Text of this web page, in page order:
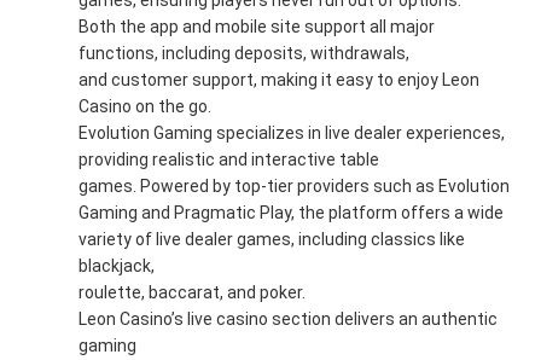
Both the app and mobile site support all major
functions, including deposits, withdrawals,
and customer support, making it easy to enjoy Leon
Casino on the go.
Evolution Gaming specializes in live dealer experiences,
providing realistic and interactive table
games. Powered by top-tier providers such as Evolution
Gaming and Pragmatic Play, the platform offers a wide
variety of live dealer games, including classics like
blackjack,
roulette, baccarat, and poker.
Leon Casino’s live casino section delivers an authentic
gaming